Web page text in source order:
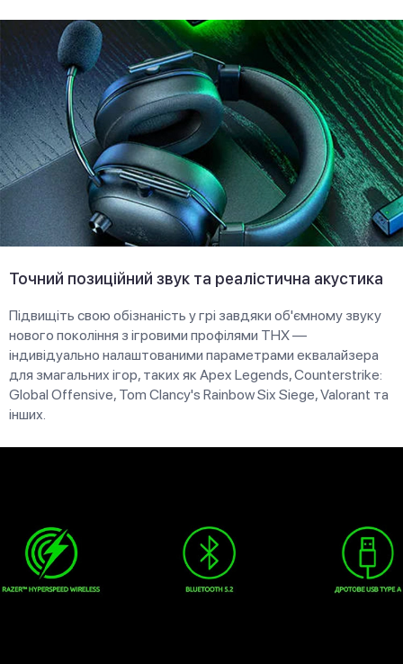
Точний позиційний звук та реалістична акустика
Підвищіть свою обізнаність у грі завдяки об'ємному звуку
нового покоління з ігровими профілями THX —
індивідуально налаштованими параметрами еквалайзера
для змагальних ігор, таких як Apex Legends, Counterstrike:
Global Offensive, Tom Clancy's Rainbow Six Siege, Valorant та
інших.